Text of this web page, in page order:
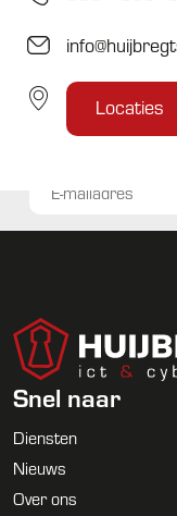
Locaties
Altijd als eerste op de
Snel naar
Diensten
Nieuws
Over ons